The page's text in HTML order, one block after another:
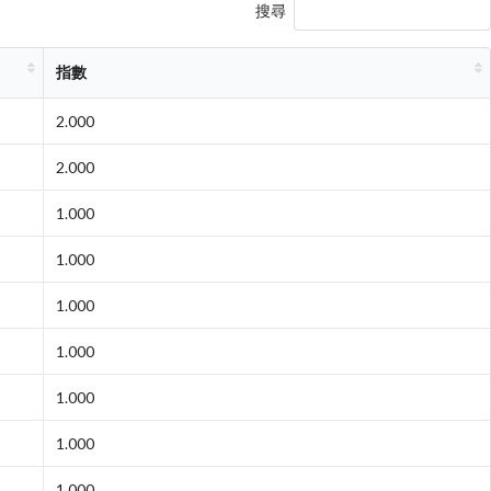
搜尋
指數
2.000
2.000
1.000
1.000
1.000
1.000
1.000
1.000